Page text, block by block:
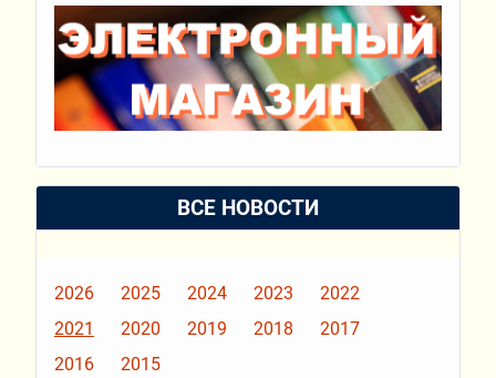
ВСЕ НОВОСТИ
2026 2025 2024 2023
2022
2021
2020 2019 2018
2017
2016
2015